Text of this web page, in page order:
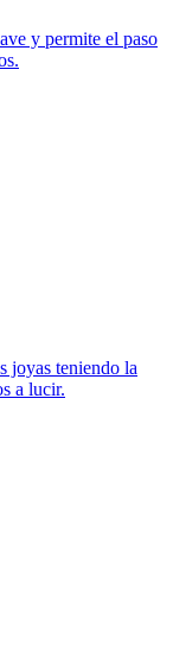
y permite el paso
joyas teniendo la
a lucir.